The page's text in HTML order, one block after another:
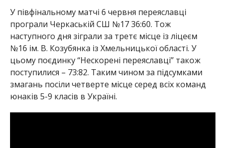
У півфінальному матчі 6 червня переяславці
програли Черкаській СШ №17 36:60. Тож
наступного дня зіграли за третє місце із ліцеєм
№16 ім. В. Козубянка із Хмельницької області. У
цьому поєдинку “Нескорені переяславці” також
поступилися – 73:82. Таким чином за підсумками
змагань посіли четверте місце серед всіх команд
юнаків 5-9 класів в Україні.